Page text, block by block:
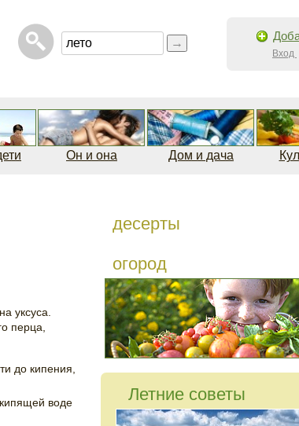
Вход
Он и она Дом и дача
уксуса.
перца,
до кипения,
воде
десерты
огород
Летние советы